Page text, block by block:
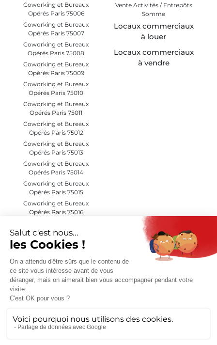
Coworking et Bureaux
Opérés Paris 75006
Coworking et Bureaux
Opérés Paris 75007
Coworking et Bureaux
Opérés Paris 75008
Coworking et Bureaux
Opérés Paris 75009
Coworking et Bureaux
Opérés Paris 75010
Coworking et Bureaux
Opérés Paris 75011
Coworking et Bureaux
Opérés Paris 75012
Coworking et Bureaux
Opérés Paris 75013
Coworking et Bureaux
Opérés Paris 75014
Coworking et Bureaux
Opérés Paris 75015
Coworking et Bureaux
Opérés Paris 75016
Opérés Paris 75017
Coworking et Bureaux
Coworking et Bureaux
Opérés Paris 75019
Coworking et Bureaux
Opérés Paris 75020
Coworking et Bureaux
Vente Activités / Entrepôts
Somme
Locaux commerciaux
à louer
Locaux commerciaux
à vendre